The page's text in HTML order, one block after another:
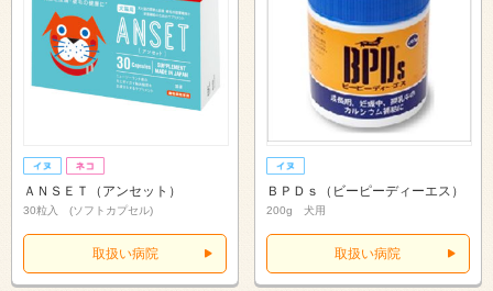
ＡＮＳＥＴ（アンセット）
30粒入 (ソフトカプセル)
取扱い病院
ＢＰＤｓ（ビーピーディーエス）
200g 犬用
取扱い病院